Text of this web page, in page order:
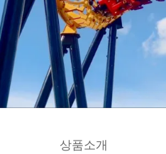
상품소개